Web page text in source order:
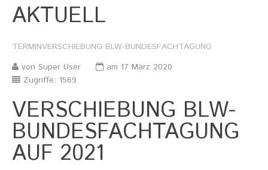
ÜBER UNS
Ehrenmitglieder
Geschäftsstelle
Aufgaben und Ziele
Informationsmaterial
AKTUELL
TERMINVERSCHIEBUNG BLW-BUNDESFACHTAGUNG
von Super User
am 17 März 2020
Zugriffe: 1569
VERSCHIEBUNG BLW-
BUNDESFACHTAGUNG
AUF 2021